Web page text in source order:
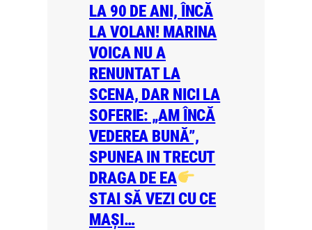
LA 90 DE ANI, ÎNCĂ
LA VOLAN! MARINA
VOICA NU A
RENUNTAT LA
SCENA, DAR NICI LA
SOFERIE: „AM ÎNCĂ
VEDEREA BUNĂ”,
SPUNEA IN TRECUT
DRAGA DE EA
STAI SĂ VEZI CU CE
MAȘI…